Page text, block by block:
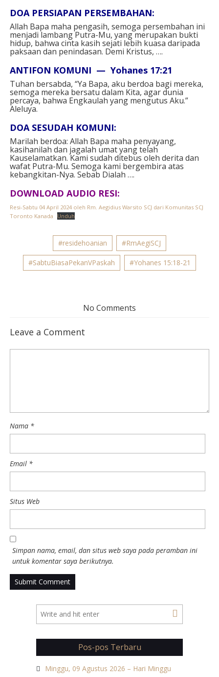
DOA PERSIAPAN PERSEMBAHAN⁣:
Allah Bapa maha pengasih, semoga persembahan ini
menjadi lambang Putra-Mu, yang merupakan bukti
hidup, bahwa cinta kasih sejati lebih kuasa daripada
paksaan dan penindasan. Demi Kristus, ….⁣
ANTIFON KOMUNI — Yohanes 17:21⁣
Tuhan bersabda, “Ya Bapa, aku berdoa bagi mereka,
semoga mereka bersatu dalam Kita, agar dunia
percaya, bahwa Engkaulah yang mengutus Aku.”
Aleluya.⁣
DOA SESUDAH KOMUNI⁣:
Marilah berdoa: Allah Bapa maha penyayang,
kasihanilah dan jagalah umat yang telah
Kauselamatkan. Kami sudah ditebus oleh derita dan
wafat Putra-Mu. Semoga kami bergembira atas
kebangkitan-Nya. Sebab Dialah ….⁣
DOWNLOAD AUDIO RESI:
Resi-Sabtu 04 April 2024 oleh Rm. Aegidius Warsito SCJ dari Komunitas SCJ
Toronto Kanada
Unduh
#residehoanian #RmAegiSCJ
#SabtuBiasaPekanVPaskah #Yohanes 15:18-21
No Comments
Leave a Comment
Nama *
Email *
Situs Web
Simpan nama, email, dan situs web saya pada peramban ini
untuk komentar saya berikutnya.
Pos-pos Terbaru
Minggu, 09 Agustus 2026 – Hari Minggu